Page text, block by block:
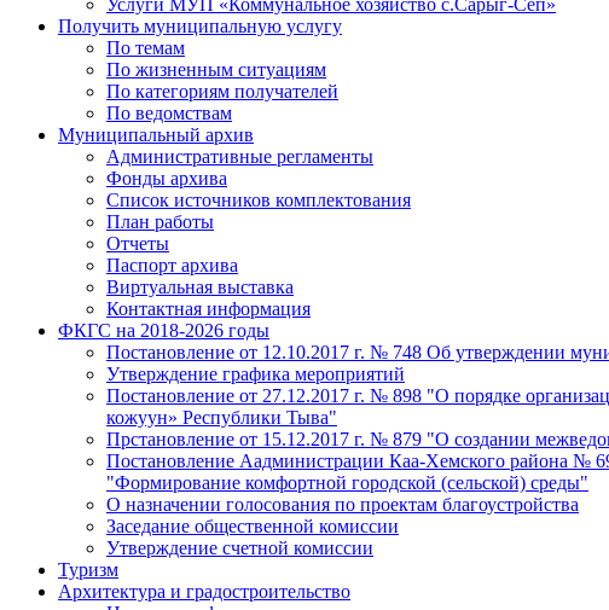
Услуги МУП «Коммунальное хозяйство с.Сарыг-Сеп»
Получить муниципальную услугу
По темам
По жизненным ситуациям
По категориям получателей
По ведомствам
Муниципальный архив
Административные регламенты
Фонды архива
Список источников комплектования
План работы
Отчеты
Паспорт архива
Виртуальная выставка
Контактная информация
ФКГС на 2018-2026 годы
Постановление от 12.10.2017 г. № 748 Об утверждении
Утверждение графика мероприятий
Постановление от 27.12.2017 г. № 898 "О порядке
кожуун» Республики Тыва"
Прстановление от 15.12.2017 г. № 879 "О создании
Постановление Аадминистрации Каа-Хемского района №
"Формирование комфортной городской (сельской) среды"
О назначении голосования по проектам благоустройства
Заседание общественной комиссии
Утверждение счетной комиссии
Туризм
Архитектура и градостроительство